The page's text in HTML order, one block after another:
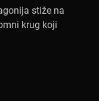
stiže na
krug koji